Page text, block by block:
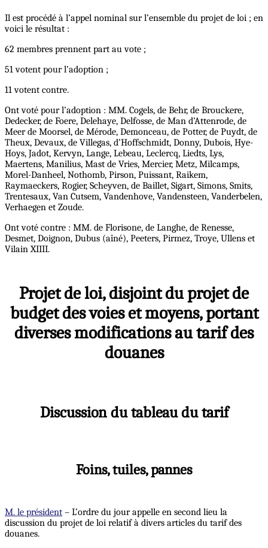
Il est procédé à l’appel nominal sur l’ensemble du projet de loi ; en
voici le résultat :
62 membres prennent part au vote ;
51 votent pour l’adoption ;
11 votent contre.
Ont voté pour l’adoption : MM. Cogels, de Behr, de Brouckere,
Dedecker, de Foere, Delehaye, Delfosse, de Man d’Attenrode, de
Meer de Moorsel, de Mérode, Demonceau, de Potter, de Puydt, de
Theux, Devaux, de Villegas, d’Hoffschmidt, Donny, Dubois, Hye-
Hoys, Jadot, Kervyn, Lange, Lebeau, Leclercq, Liedts, Lys,
Maertens, Manilius, Mast de Vries, Mercier, Metz, Milcamps,
Morel-Danheel, Nothomb, Pirson, Puissant, Raikem,
Raymaeckers, Rogier, Scheyven, de Baillet, Sigart, Simons, Smits,
Trentesaux, Van Cutsem, Vandenhove, Vandensteen, Vanderbelen,
Verhaegen et Zoude.
Ont voté contre : MM. de Florisone, de Langhe, de Renesse,
Desmet, Doignon, Dubus (aîné), Peeters, Pirmez, Troye, Ullens et
Vilain XIIII.
Projet de loi, disjoint du projet de
budget des voies et moyens, portant
diverses modifications au tarif des
douanes
Discussion du tableau du tarif
Foins, tuiles, pannes
M. le président – L’ordre du jour appelle en second lieu la
discussion du projet de loi relatif à divers articles du tarif des
douanes.